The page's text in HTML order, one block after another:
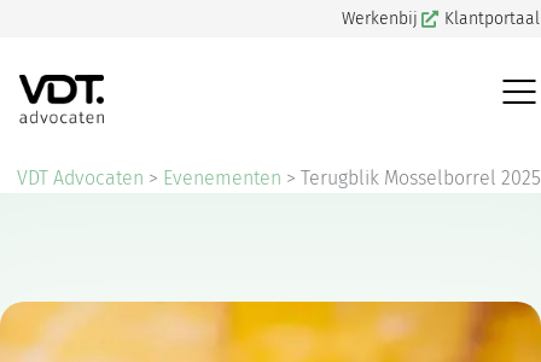
Werkenbij Klantportaal
VDT Advocaten > Evenementen > Terugblik Mosselborrel 2025